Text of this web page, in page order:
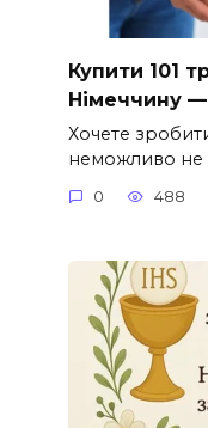
Купити 101
Німеччину
Хочете
неможливо не
0 488